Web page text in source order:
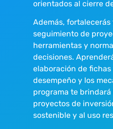
orientados al cierre
Además,
seguimiento de
herramientas y
decisiones.
elaboración de
desempeño y los
programa te
proyectos de
sostenible y al uso